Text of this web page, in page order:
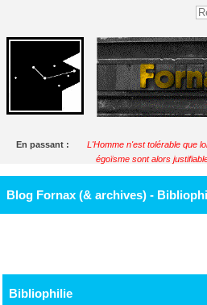
En passant :
L'Homme n'est tolérable que
égoïsme sont alors
Blog Fornax (& archives) -
Bibliophilie